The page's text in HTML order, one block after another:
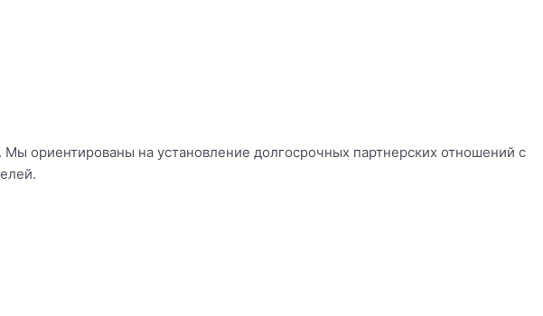
ориентированы на установление долгосрочных партнерских отношений с